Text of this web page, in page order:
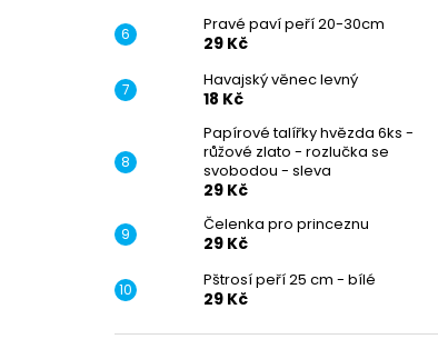
Pravé paví peří 20-30cm
29 Kč
Havajský věnec levný
18 Kč
Papírové talířky hvězda 6ks -
růžové zlato - rozlučka se
svobodou - sleva
29 Kč
Čelenka pro princeznu
29 Kč
Pštrosí peří 25 cm - bílé
29 Kč